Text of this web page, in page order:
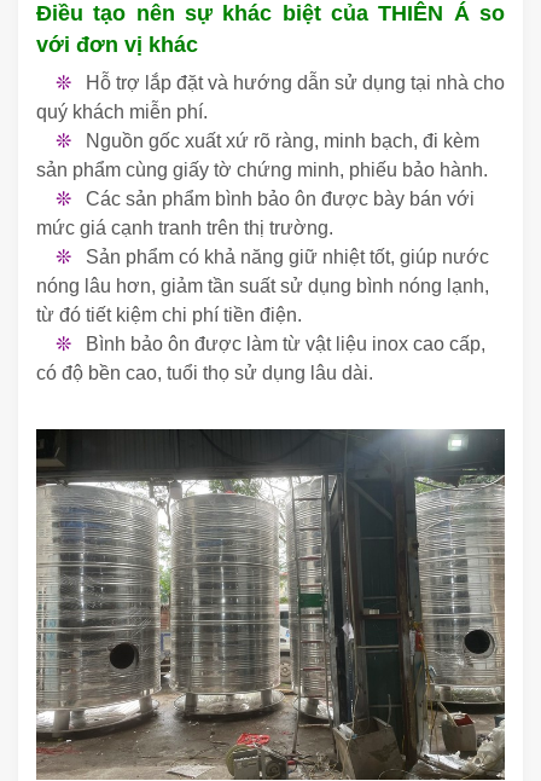
Điều tạo nên sự khác biệt của THIÊN Á so
với đơn vị khác
❊
Hỗ trợ lắp đặt và hướng dẫn sử dụng tại nhà cho
quý khách miễn phí.
❊
Nguồn gốc xuất xứ rõ ràng, minh bạch, đi kèm
sản phẩm cùng giấy tờ chứng minh, phiếu bảo hành.
❊
Các sản phẩm bình bảo ôn được bày bán với
mức giá cạnh tranh trên thị trường.
❊
Sản phẩm có khả năng giữ nhiệt tốt, giúp nước
nóng lâu hơn, giảm tần suất sử dụng bình nóng lạnh,
từ đó tiết kiệm chi phí tiền điện.
❊
Bình bảo ôn được làm từ vật liệu inox cao cấp,
có độ bền cao, tuổi thọ sử dụng lâu dài.